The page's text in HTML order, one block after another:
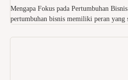
Mengapa Fokus pada Pertumbuhan
pertumbuhan bisnis memiliki peran yang